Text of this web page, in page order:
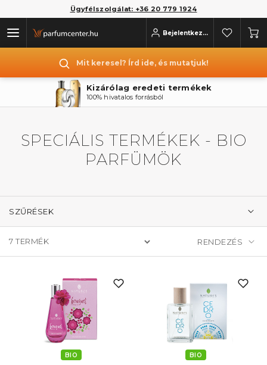
Ügyfélszolgálat: +36 20 779 1924
Bejelentkezés
Mit keresel? Írd ide, és mutatjuk!
Kizárólag eredeti termékek
100% hivatalos forrásból
SPECIÁLIS TERMÉKEK - BIO
PARFÜMÖK
SZŰRÉSEK
7 TERMÉK
BIO BIO